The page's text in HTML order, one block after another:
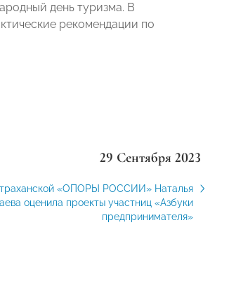
день туризма. В
рекомендации по
29 Сентября 2023
«ОПОРЫ РОССИИ» Наталья
оценила проекты участниц «Азбуки
предпринимателя»